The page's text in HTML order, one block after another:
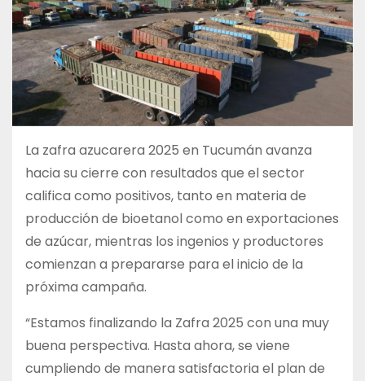
La zafra azucarera 2025 en Tucumán avanza
hacia su cierre con resultados que el sector
califica como positivos, tanto en materia de
producción de bioetanol como en exportaciones
de azúcar, mientras los ingenios y productores
comienzan a prepararse para el inicio de la
próxima campaña.
“Estamos finalizando la Zafra 2025 con una muy
buena perspectiva. Hasta ahora, se viene
cumpliendo de manera satisfactoria el plan de